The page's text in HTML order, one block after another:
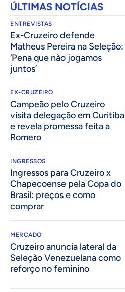
ÚLTIMAS NOTÍCIAS
ENTREVISTAS
Ex-Cruzeiro defende
Matheus Pereira na Seleção:
‘Pena que não jogamos
juntos’
EX-CRUZEIRO
Campeão pelo Cruzeiro
visita delegação em Curitiba
e revela promessa feita a
Romero
INGRESSOS
Ingressos para Cruzeiro x
Chapecoense pela Copa do
Brasil: preços e como
comprar
MERCADO
Cruzeiro anuncia lateral da
Seleção Venezuelana como
reforço no feminino